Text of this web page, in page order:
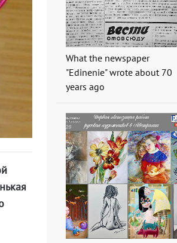
What the newspaper
"Edinenie" wrote about 70
years ago